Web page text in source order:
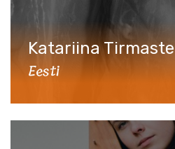
Katariina Tirmaste
Eesti